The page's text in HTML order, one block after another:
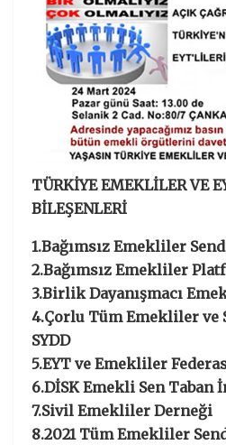
TÜRKİYE EMEKLİLER VE
BİLEŞENLERİ
1.Bağımsız Emekliler
2.Bağımsız Emekliler
3.Birlik Dayanışmacı
4.Çorlu Tüm Emekliler ve
SYDD
5.EYT ve Emekliler
6.DİSK Emekli Sen
7.Sivil Emekliler Derneği
8.2021 Tüm Emekliler